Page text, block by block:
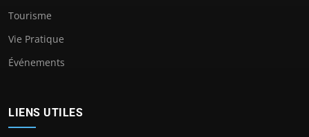
Tourisme
Vie Pratique
Événements
LIENS UTILES